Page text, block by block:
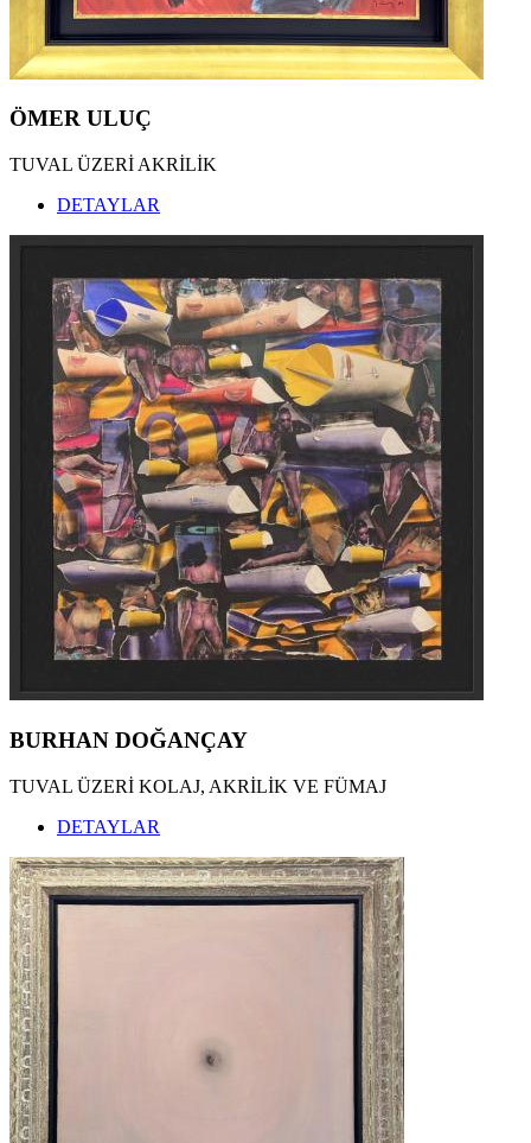
ÖMER ULUÇ
TUVAL ÜZERİ AKRİLİK
DETAYLAR
BURHAN DOĞANÇAY
TUVAL ÜZERİ KOLAJ, AKRİLİK VE FÜMAJ
DETAYLAR